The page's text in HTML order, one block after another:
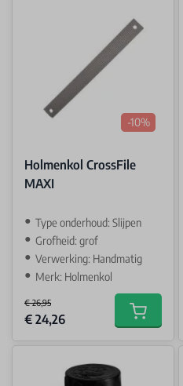
-10%
Holmenkol CrossFile
MAXI
Type onderhoud: Slijpen
Grofheid: grof
Verwerking: Handmatig
Merk: Holmenkol
€ 26,95
Special Price
€ 24,26 Add to cart